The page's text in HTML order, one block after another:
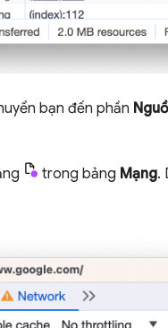
bạn đến phần
trong bảng Mạng.